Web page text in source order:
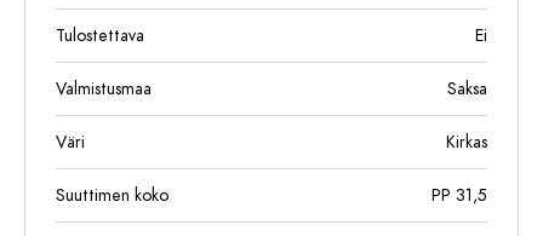
Tulostettava Ei
Valmistusmaa Saksa
Väri Kirkas
Suuttimen koko PP 31,5